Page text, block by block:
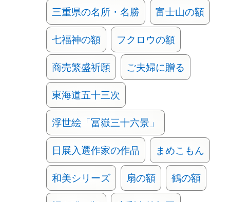
三重県の名所・名勝 富士山の額
七福神の額 フクロウの額
商売繁盛祈願 ご夫婦に贈る
東海道五十三次
浮世絵「冨嶽三十六景」
日展入選作家の作品 まめこもん
和美シリーズ 扇の額 鶴の額